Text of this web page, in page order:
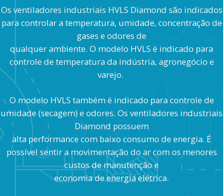
Os ventiladores industriais HVLS Diamond são indicados
para controlar a temperatura, umidade, concentração de
gases e odores de
qualquer ambiente. O modelo HVLS é indicado para
controle de temperatura da indústria, agronegócio e
varejo.
O modelo HVLS também é indicado para controle de
umidade (secagem) e odores. Os ventiladores industriais
Diamond possuem
alta performance com baixo consumo de energia. É
possível sentir a movimentação do ar com os menores
custos de manutenção e
economia de energia elétrica.